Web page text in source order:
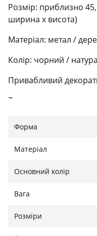
Розмір: приблизно
ширина x висота)
Матеріал: метал /
Колір: чорний /
Привабливий
7 нековзних накладок
Форма
Матеріал
Основний колір
Вага
Розміри